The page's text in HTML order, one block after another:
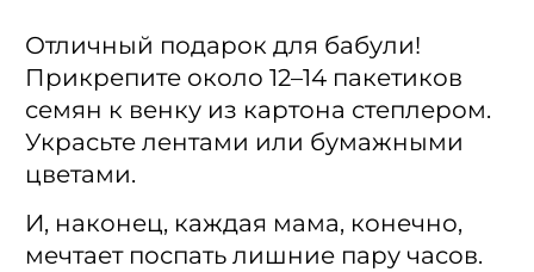
Отличный подарок для бабули!
Прикрепите около 12–14 пакетиков
семян к венку из картона степлером.
Украсьте лентами или бумажными
цветами.
И, наконец, каждая мама, конечно,
мечтает поспать лишние пару часов.